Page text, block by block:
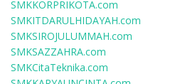
SMKKORPRIKOTA.com
SMKITDARULHIDAYAH.com
SMKSIROJULUMMAH.com
SMKSAZZAHRA.com
SMKCitaTeknika.com